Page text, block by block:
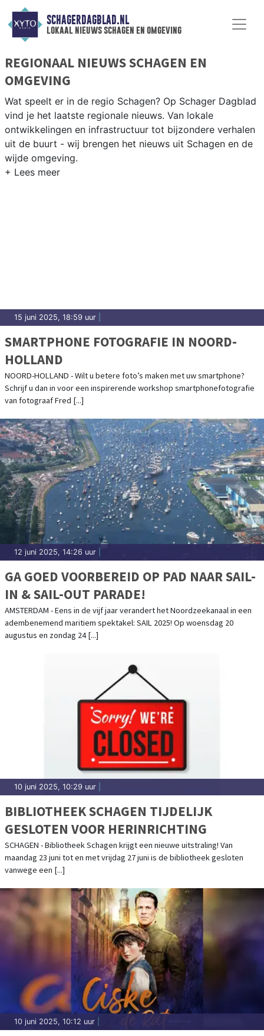
SCHAGERDAGBLAD.NL
lokaal nieuws schagen en omgeving
REGIONAAL NIEUWS SCHAGEN EN
OMGEVING
Wat speelt er in de regio Schagen? Op Schager Dagblad
vind je het laatste regionale nieuws. Van lokale
ontwikkelingen en infrastructuur tot bijzondere verhalen
uit de buurt - wij brengen het nieuws uit Schagen en de
wijde omgeving.
15 juni 2025, 18:59 uur
SMARTPHONE FOTOGRAFIE IN NOORD-
HOLLAND
NOORD-HOLLAND - Wilt u betere foto’s maken met uw smartphone?
Schrijf u dan in voor een inspirerende workshop smartphonefotografie
van fotograaf Fred [...]
12 juni 2025, 14:26 uur
GA GOED VOORBEREID OP PAD NAAR SAIL-
IN & SAIL-OUT PARADE!
AMSTERDAM - Eens in de vijf jaar verandert het Noordzeekanaal in een
adembenemend maritiem spektakel: SAIL 2025! Op woensdag 20
augustus en zondag 24 [...]
10 juni 2025, 10:29 uur
BIBLIOTHEEK SCHAGEN TIJDELIJK
GESLOTEN VOOR HERINRICHTING
SCHAGEN - Bibliotheek Schagen krijgt een nieuwe uitstraling! Van
maandag 23 juni tot en met vrijdag 27 juni is de bibliotheek gesloten
vanwege een [...]
10 juni 2025, 10:12 uur